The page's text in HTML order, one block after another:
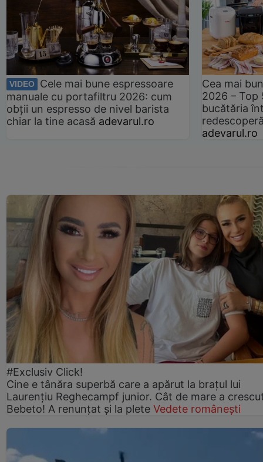
VIDEO
Cele mai bune espressoare
manuale cu portafiltru 2026: cum
obții un espresso de nivel barista
chiar la tine acasă adevarul.ro
Cea mai
2026 –
bucătăria
adevarul.ro
#Exclusiv Click!
Cine e tânăra superbă care a apărut la brațul lui
Laurențiu Reghecampf junior. Cât de mare a
Bebeto! A renunțat și la plete Vedete românești